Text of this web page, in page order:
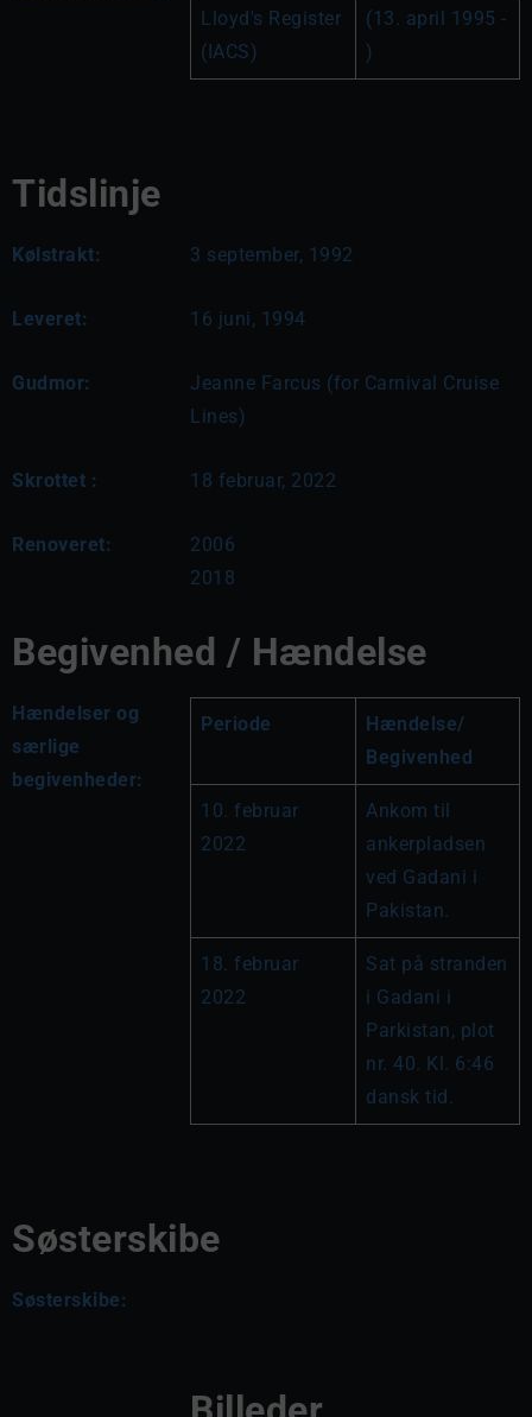
Lloyd's Register
(IACS)
(13. april 1995 -
)
Tidslinje
Kølstrakt: 3 september, 1992
Leveret: 16 juni, 1994
Gudmor:
Jeanne Farcus (for Carnival Cruise
Lines)
Skrottet : 18 februar, 2022
Renoveret:
2006
2018
Begivenhed / Hændelse
Hændelser og
særlige
begivenheder:
Periode
Hændelse/
Begivenhed
10. februar
2022
Ankom til
ankerpladsen
ved Gadani i
Pakistan.
18. februar
2022
Sat på stranden
i Gadani i
Parkistan, plot
nr. 40. Kl. 6:46
dansk tid.
Søsterskibe
Søsterskibe: